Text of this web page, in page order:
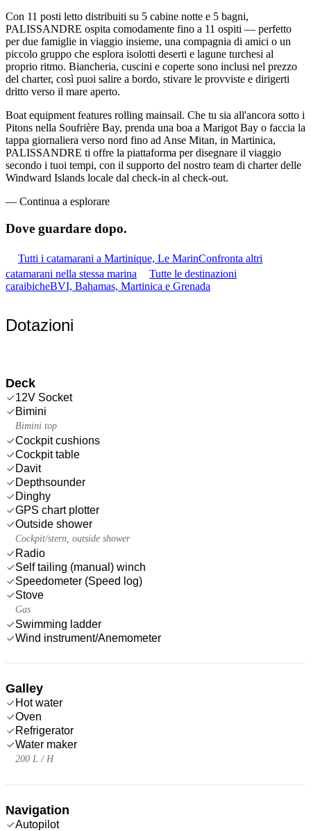
Con 11 posti letto distribuiti su 5 cabine notte e 5 bagni,
PALISSANDRE ospita comodamente fino a 11 ospiti — perfetto
per due famiglie in viaggio insieme, una compagnia di amici o un
piccolo gruppo che esplora isolotti deserti e lagune turchesi al
proprio ritmo. Biancheria, cuscini e coperte sono inclusi nel prezzo
del charter, così puoi salire a bordo, stivare le provviste e dirigerti
dritto verso il mare aperto.
Boat equipment features rolling mainsail. Che tu sia all'ancora sotto i
Pitons nella Soufrière Bay, prenda una boa a Marigot Bay o faccia la
tappa giornaliera verso nord fino ad Anse Mitan, in Martinica,
PALISSANDRE ti offre la piattaforma per disegnare il viaggio
secondo i tuoi tempi, con il supporto del nostro team di charter delle
Windward Islands locale dal check-in al check-out.
— Continua a esplorare
Dove guardare dopo.
Tutti i catamarani a Martinique, Le MarinConfronta altri
catamarani nella stessa marina
Tutte le destinazioni
caraibicheBVI, Bahamas, Martinica e Grenada
Dotazioni
Deck
12V Socket
Bimini
Bimini top
Cockpit cushions
Cockpit table
Davit
Depthsounder
Dinghy
GPS chart plotter
Outside shower
Cockpit/stern, outside shower
Radio
Self tailing (manual) winch
Speedometer (Speed log)
Stove
Gas
Swimming ladder
Wind instrument/Anemometer
Galley
Hot water
Oven
Refrigerator
Water maker
200 L / H
Navigation
Autopilot